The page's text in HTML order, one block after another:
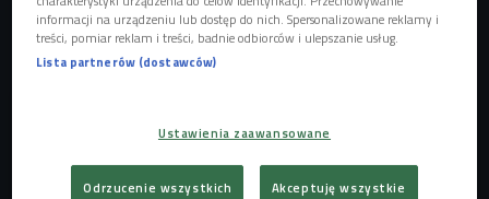
do zrozumienia świata. To wspólne poszukiwanie czegoś
więcej: porozumienia i wspólnych wartości, w czasach
polaryzacji i niepewności.
informacji na urządzeniu lub dostęp do nich. Spersonalizowane reklamy i
treści, pomiar reklam i treści, badnie odbiorców i ulepszanie usług.
Lista partnerów (dostawców)
Ustawienia zaawansowane
Odrzucenie wszystkich Akceptuję wszystkie